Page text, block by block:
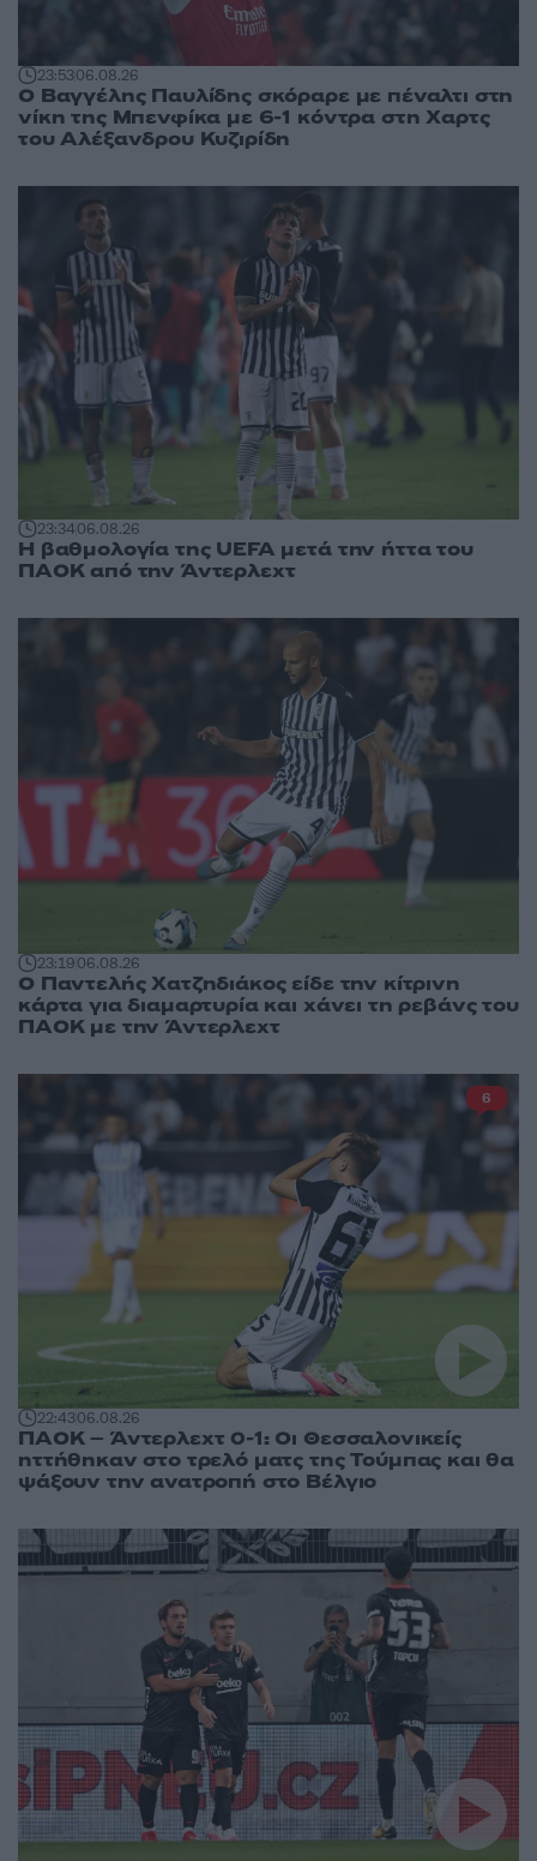
23:5306.08.26
Ο Βαγγέλης Παυλίδης σκόραρε με πέναλτι στη
νίκη της Μπενφίκα με 6-1 κόντρα στη Χαρτς
του Αλέξανδρου Κυζιρίδη
23:3406.08.26
Η βαθμολογία της UEFA μετά την ήττα του
ΠΑΟΚ από την Άντερλεχτ
23:1906.08.26
Ο Παντελής Χατζηδιάκος είδε την κίτρινη
κάρτα για διαμαρτυρία και χάνει τη ρεβάνς του
ΠΑΟΚ με την Άντερλεχτ
22:4306.08.26
ΠΑΟΚ – Άντερλεχτ 0-1: Οι Θεσσαλονικείς
ηττήθηκαν στο τρελό ματς της Τούμπας και θα
ψάξουν την ανατροπή στο Βέλγιο
6